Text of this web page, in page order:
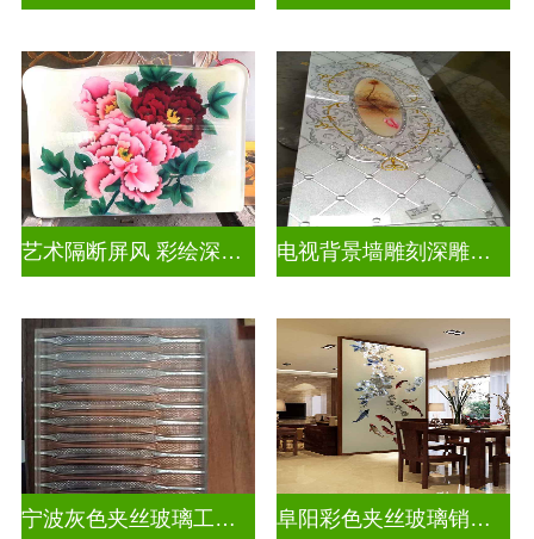
艺术隔断屏风 彩绘深雕浮雕玻璃 电视背景墙雕刻深雕双面效果
宁波灰色夹丝玻璃工厂招聘 阜阳彩色夹丝玻璃销售电话